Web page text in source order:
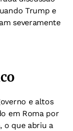
Trump e
severamente
e altos
em Roma por
o que abriu a